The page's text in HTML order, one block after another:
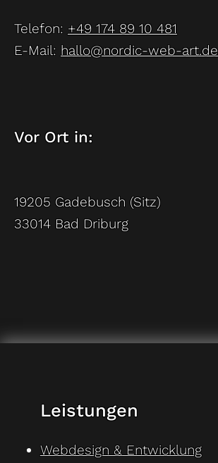
Telefon: +49 174 89 10 481
E-Mail: hallo@nordic-web-art.de
Vor Ort in:
19205 Gadebusch (Sitz)
33014 Bad Driburg
Leistungen
Webdesign & Entwicklung